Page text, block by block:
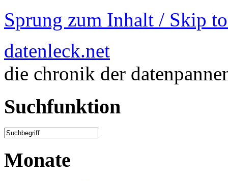
Sprung zum Inhalt / Skip
datenleck.net
die chronik der
Suchfunktion
Monate